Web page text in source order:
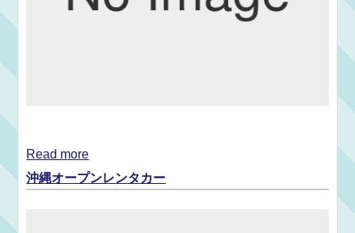
Read more
沖縄オープンレンタカー